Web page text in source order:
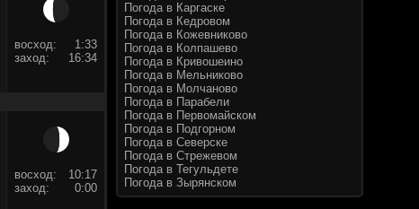
восход:
1:33
заход:
16:34
восход:
10:17
заход:
0:00
Погода в Каргаске
Погода в Кедровом
Погода в Кожевниково
Погода в Колпашево
Погода в Кривошеино
Погода в Мельниково
Погода в Молчаново
Погода в Парабели
Погода в Первомайском
Погода в Подгорном
Погода в Северске
Погода в Стрежевом
Погода в Тегульдете
Погода в Зырянском